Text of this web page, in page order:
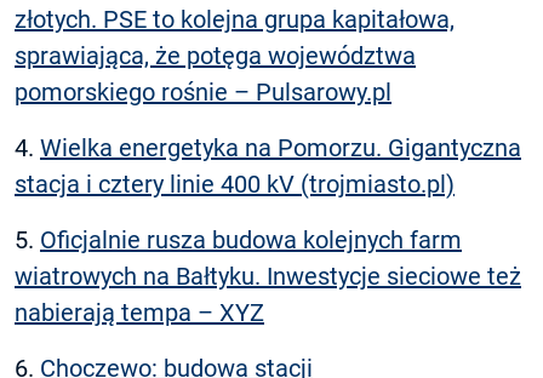
złotych. PSE to kolejna grupa kapitałowa,
sprawiająca, że potęga województwa
pomorskiego rośnie – Pulsarowy.pl
4. Wielka energetyka na Pomorzu. Gigantyczna
stacja i cztery linie 400 kV (trojmiasto.pl)
5. Oficjalnie rusza budowa kolejnych farm
wiatrowych na Bałtyku. Inwestycje sieciowe też
nabierają tempa – XYZ
6. Choczewo: budowa stacji